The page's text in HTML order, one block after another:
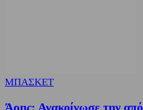
ΜΠΑΣΚΕΤ
Άρης: Ανακοίνωσε την